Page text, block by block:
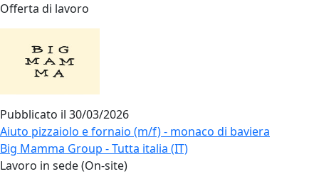
Offerta di lavoro
Pubblicato il 30/03/2026
Aiuto pizzaiolo e fornaio (m/f) - monaco di baviera
Big Mamma Group - Tutta italia (IT)
Lavoro in sede (On-site)